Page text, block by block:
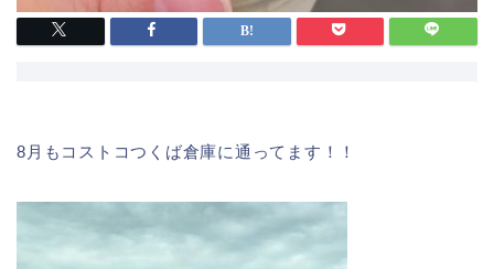
8月もコストコつくば倉庫に通ってます！！